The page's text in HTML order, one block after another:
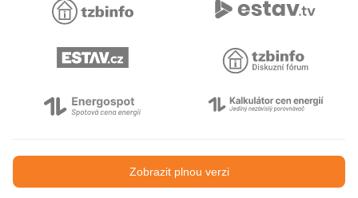
Zobrazit plnou verzi